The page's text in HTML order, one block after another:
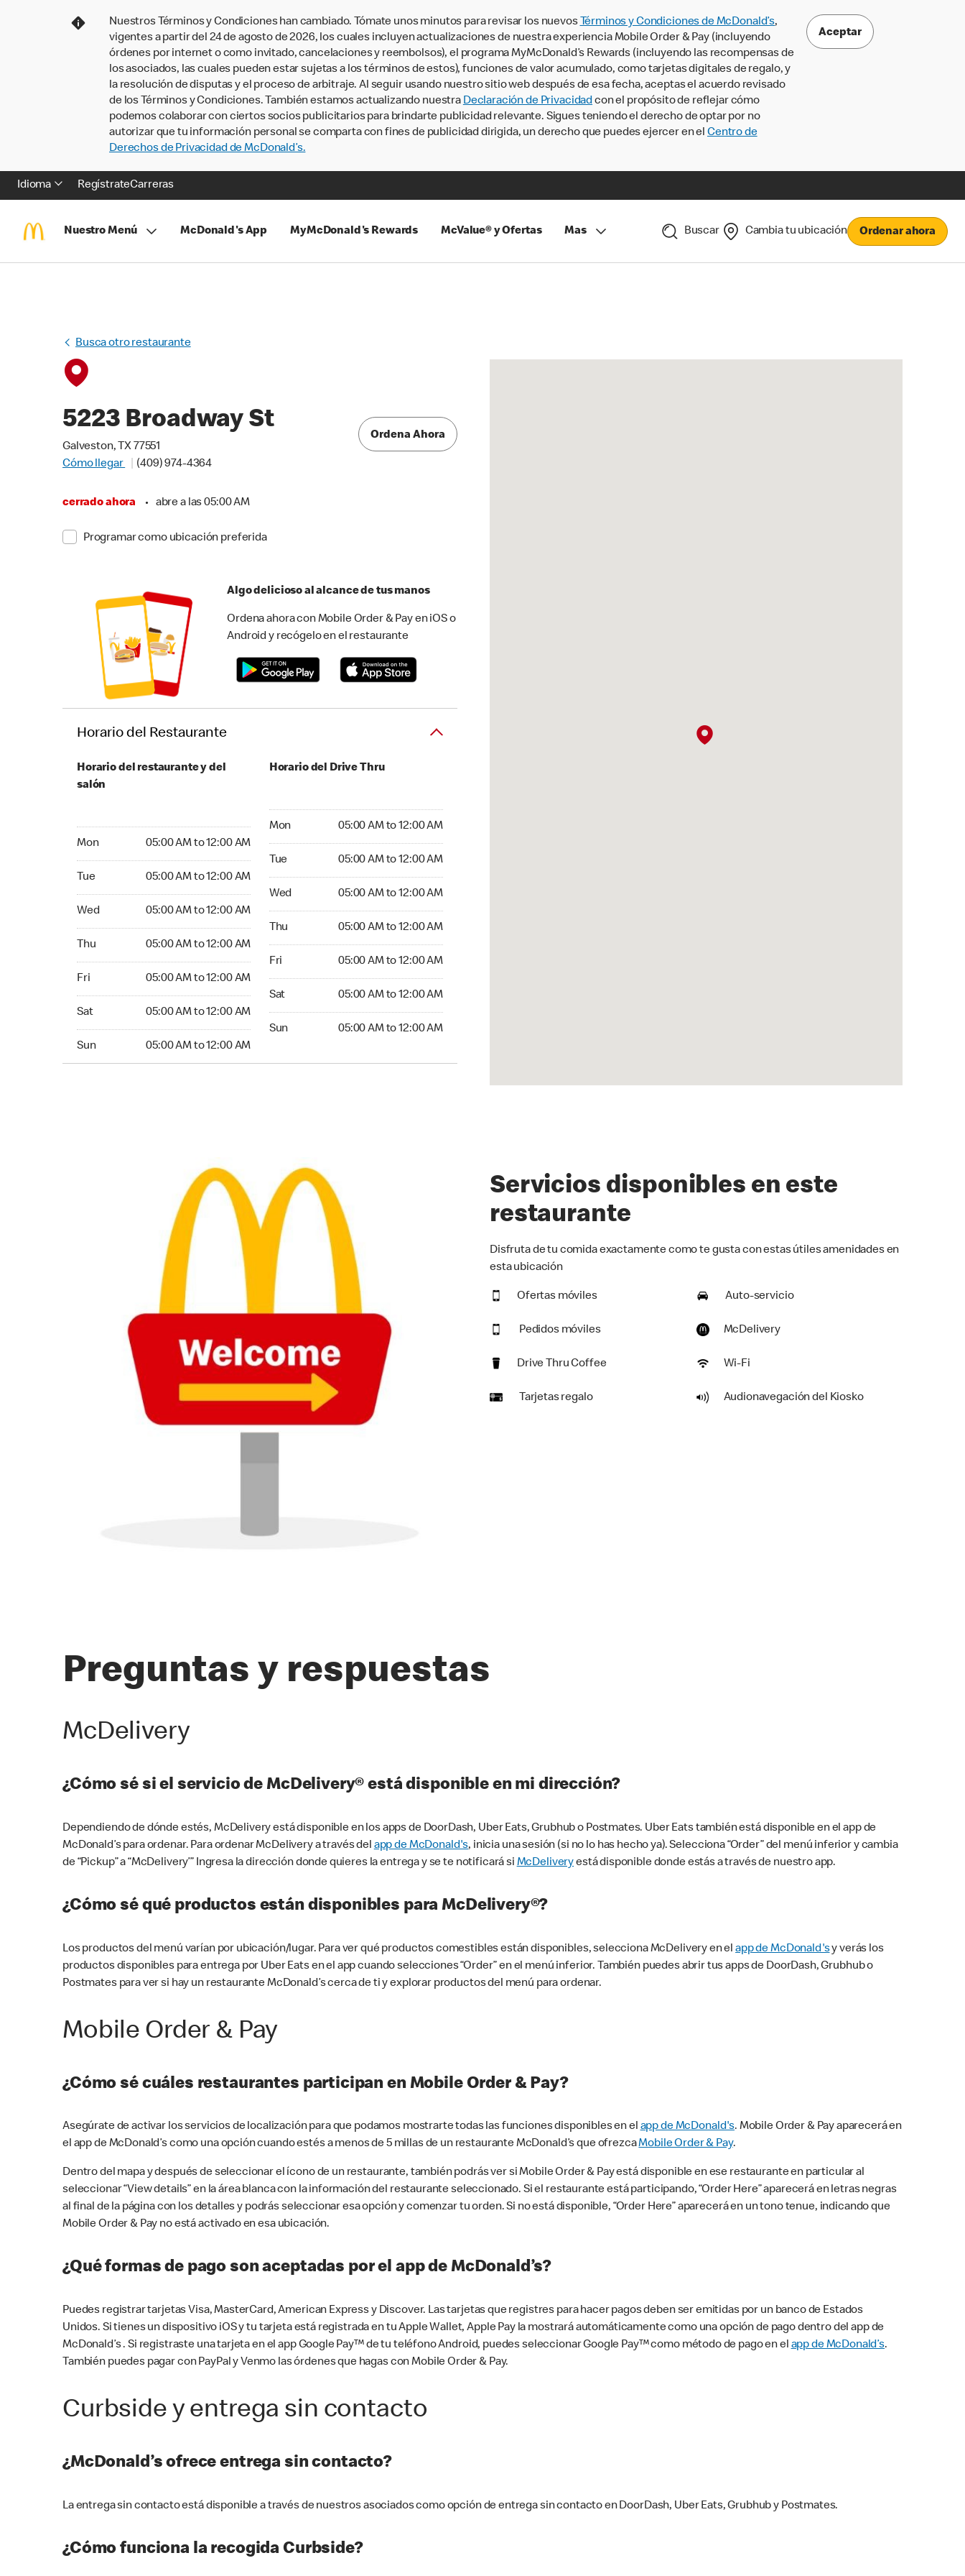
Nuestros Términos y Condiciones han cambiado. Tómate unos minutos para revisar los nuevos Términos y Condiciones de McDonald’s,
vigentes a partir del 24 de agosto de 2026, los cuales incluyen actualizaciones de nuestra experiencia Mobile Order & Pay (incluyendo
órdenes por internet o como invitado, cancelaciones y reembolsos), el programa MyMcDonald’s Rewards (incluyendo las recompensas de
los asociados, las cuales pueden estar sujetas a los términos de estos), funciones de valor acumulado, como tarjetas digitales de regalo, y
la resolución de disputas y el proceso de arbitraje. Al seguir usando nuestro sitio web después de esa fecha, aceptas el acuerdo revisado
de los Términos y Condiciones. También estamos actualizando nuestra Declaración de Privacidadcon el propósito de reflejar cómo
podemos colaborar con ciertos socios publicitarios para brindarte publicidad relevante. Sigues teniendo el derecho de optar por no
autorizar que tu información personal se comparta con fines de publicidad dirigida, un derecho que puedes ejercer en el Centro de
Derechos de Privacidad de McDonald’s.
Aceptar
Idioma RegístrateCarreras
Nuestro Menú McDonald's App MyMcDonald's Rewards McValue® y Ofertas Mas Buscar Cambia tu ubicación Ordenar ahora
Busca otro restaurante
5223 Broadway St
Galveston, TX 77551
Cómo llegar
(409) 974-4364
cerrado ahora • abre a las 05:00 AM
Programar como ubicación preferida
Ordena Ahora
Algo delicioso al alcance de tus manos
Ordena ahora con Mobile Order & Pay en iOS o
Android y recógelo en el restaurante
Horario del Restaurante
Horario del restaurante y del
salón
Mon 05:00 AM to 12:00 AM
Tue 05:00 AM to 12:00 AM
Wed 05:00 AM to 12:00 AM
Thu 05:00 AM to 12:00 AM
Fri 05:00 AM to 12:00 AM
Sat 05:00 AM to 12:00 AM
Sun 05:00 AM to 12:00 AM
Horario del Drive Thru
Mon 05:00 AM to 12:00 AM
Tue 05:00 AM to 12:00 AM
Wed 05:00 AM to 12:00 AM
Thu 05:00 AM to 12:00 AM
Fri 05:00 AM to 12:00 AM
Sat 05:00 AM to 12:00 AM
Sun 05:00 AM to 12:00 AM
Servicios disponibles en este
restaurante
Disfruta de tu comida exactamente como te gusta con estas útiles amenidades en
esta ubicación
Ofertas móviles Auto-servicio
Pedidos móviles McDelivery
Drive Thru Coffee Wi-Fi
Tarjetas regalo Audionavegación del Kiosko
Preguntas y respuestas
McDelivery
¿Cómo sé si el servicio de McDelivery® está disponible en mi dirección?
Dependiendo de dónde estés, McDelivery está disponible en los apps de DoorDash, Uber Eats, Grubhub o Postmates. Uber Eats también está disponible en el app de
McDonald’s para ordenar. Para ordenar McDelivery a través del app de McDonald's, inicia una sesión (si no lo has hecho ya). Selecciona “Order” del menú inferior y cambia
de “Pickup” a “McDelivery’” Ingresa la dirección donde quieres la entrega y se te notificará si McDeliveryestá disponible donde estás a través de nuestro app.
¿Cómo sé qué productos están disponibles para McDelivery®?
Los productos del menú varían por ubicación/lugar. Para ver qué productos comestibles están disponibles, selecciona McDelivery en elapp de McDonald'sy verás los
productos disponibles para entrega por Uber Eats en el app cuando selecciones “Order” en el menú inferior. También puedes abrir tus apps de DoorDash, Grubhub o
Postmates para ver si hay un restaurante McDonald’s cerca de ti y explorar productos del menú para ordenar.
Mobile Order & Pay
¿Cómo sé cuáles restaurantes participan en Mobile Order & Pay?
Asegúrate de activar los servicios de localización para que podamos mostrarte todas las funciones disponibles en elapp de McDonald's. Mobile Order & Pay aparecerá en
el app de McDonald’s como una opción cuando estés a menos de 5 millas de un restaurante McDonald’s que ofrezcaMobile Order & Pay.
Dentro del mapa y después de seleccionar el ícono de un restaurante, también podrás ver si Mobile Order & Pay está disponible en ese restaurante en particular al
seleccionar “View details” en la área blanca con la información del restaurante seleccionado. Si el restaurante está participando, “Order Here” aparecerá en letras negras
al final de la página con los detalles y podrás seleccionar esa opción y comenzar tu orden. Si no está disponible, “Order Here” aparecerá en un tono tenue, indicando que
Mobile Order & Pay no está activado en esa ubicación.
¿Qué formas de pago son aceptadas por el app de McDonald’s?
Puedes registrar tarjetas Visa, MasterCard, American Express y Discover. Las tarjetas que registres para hacer pagos deben ser emitidas por un banco de Estados
Unidos. Si tienes un dispositivo iOS y tu tarjeta está registrada en tu Apple Wallet, Apple Pay la mostrará automáticamente como una opción de pago dentro del app de
McDonald’s . Si registraste una tarjeta en el app Google Pay™ de tu teléfono Android, puedes seleccionar Google Pay™ como método de pago en elapp de McDonald’s.
También puedes pagar con PayPal y Venmo las órdenes que hagas con Mobile Order & Pay.
Curbside y entrega sin contacto
¿McDonald’s ofrece entrega sin contacto?
La entrega sin contacto está disponible a través de nuestros asociados como opción de entrega sin contacto en DoorDash, Uber Eats, Grubhub y Postmates.
¿Cómo funciona la recogida Curbside?